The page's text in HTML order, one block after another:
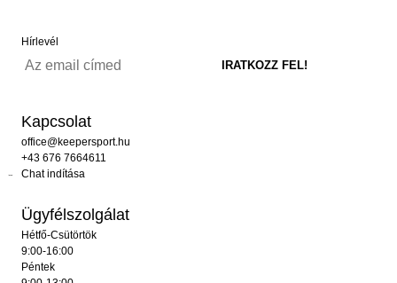
Hírlevél
Kapcsolat
office@keepersport.hu
+43 676 7664611
Chat indítása
Ügyfélszolgálat
Hétfő-Csütörtök
9:00-16:00
Péntek